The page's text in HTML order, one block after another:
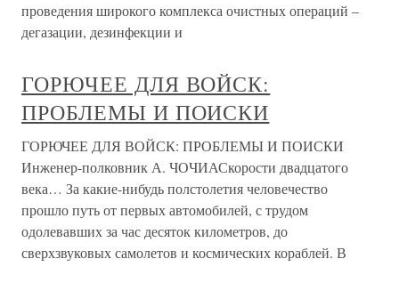
проведения широкого комплекса очистных операций –
дегазации, дезинфекции и
ГОРЮЧЕЕ ДЛЯ ВОЙСК:
ПРОБЛЕМЫ И ПОИСКИ
ГОРЮЧЕЕ ДЛЯ ВОЙСК: ПРОБЛЕМЫ И ПОИСКИ
Инженер-полковник А. ЧОЧИАСкорости двадцатого
века… За какие-нибудь полстолетия человечество
прошло путь от первых автомобилей, с трудом
одолевавших за час десяток километров, до
сверхзвуковых самолетов и космических кораблей. В